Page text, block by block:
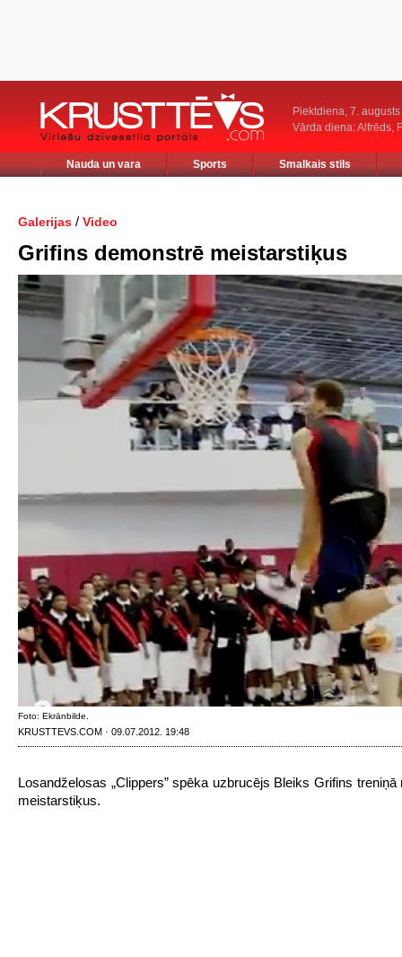
Piektdiena, 7. augusts
Vārda diena: Alfrēds,
Nauda un vara Sports Smalkais stils
Galerijas / Video
Grifins demonstrē meistarstiķus
Foto: Ekrānbilde.
KRUSTTEVS.COM · 09.07.2012. 19:48
Losandželosas „Clippers” spēka uzbrucējs Bleiks Grifins
meistarstiķus.